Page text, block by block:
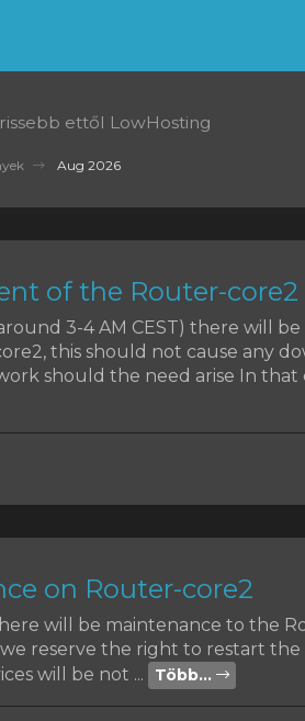
ettől LowHosting
Aug 2026
of the Router-core2
3-4 AM CEST) there will
this should not cause any
should the need arise In that
on Router-core2
will be maintenance to the
reserve the right to restart
will be not ...
Több...